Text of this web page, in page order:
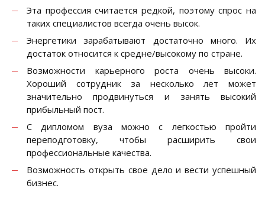
Эта профессия считается редкой, поэтому спрос на
таких специалистов всегда очень высок.
Энергетики зарабатывают достаточно много. Их
достаток относится к средне/высокому по стране.
Возможности карьерного роста очень высоки.
Хороший сотрудник за несколько лет может
значительно продвинуться и занять высокий
прибыльный пост.
С дипломом вуза можно с легкостью пройти
переподготовку, чтобы расширить свои
профессиональные качества.
Возможность открыть свое дело и вести успешный
бизнес.